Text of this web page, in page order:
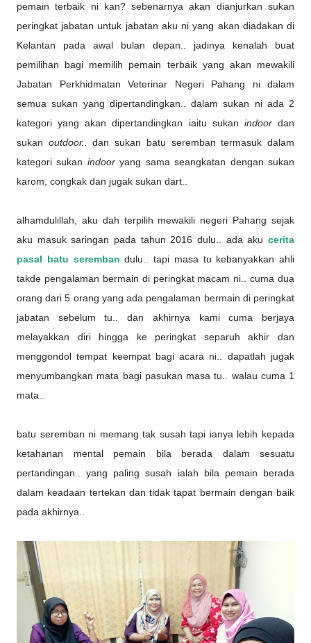
pemain terbaik ni kan? sebenarnya akan dianjurkan sukan
peringkat jabatan untuk jabatan aku ni yang akan diadakan di
Kelantan pada awal bulan depan.. jadinya kenalah buat
pemilihan bagi memilih pemain terbaik yang akan mewakili
Jabatan Perkhidmatan Veterinar Negeri Pahang ni dalam
semua sukan yang dipertandingkan.. dalam sukan ni ada 2
kategori yang akan dipertandingkan iaitu sukan indoordan
sukan outdoor..dan sukan batu seremban termasuk dalam
kategori sukan indooryang sama seangkatan dengan sukan
karom, congkak dan jugak sukan dart..
alhamdulillah, aku dah terpilih mewakili negeri Pahang sejak
aku masuk saringan pada tahun 2016 dulu.. ada aku cerita
pasal batu seremban dulu.. tapi masa tu kebanyakkan ahli
takde pengalaman bermain di peringkat macam ni.. cuma dua
orang dari 5 orang yang ada pengalaman bermain di peringkat
jabatan sebelum tu.. dan akhirnya kami cuma berjaya
melayakkan diri hingga ke peringkat separuh akhir dan
menggondol tempat keempat bagi acara ni.. dapatlah jugak
menyumbangkan mata bagi pasukan masa tu.. walau cuma 1
mata..
batu seremban ni memang tak susah tapi ianya lebih kepada
ketahanan mental pemain bila berada dalam sesuatu
pertandingan.. yang paling susah ialah bila pemain berada
dalam keadaan tertekan dan tidak tapat bermain dengan baik
pada akhirnya..